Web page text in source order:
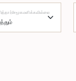
சமூகமளிக்கவில்லை